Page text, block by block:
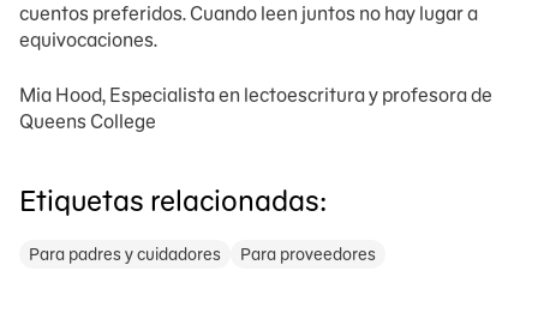
cuentos preferidos. Cuando leen juntos no hay lugar a
equivocaciones.
Mia Hood, Especialista en lectoescritura y profesora de
Queens College
Etiquetas relacionadas:
Para padres y cuidadores Para proveedores